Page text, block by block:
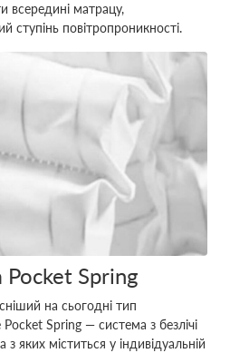
всередині матрацу,
ступінь повітропроникності.
Spring
на сьогодні тип
Spring ― система з безлічі
яких міститься у індивідуальній